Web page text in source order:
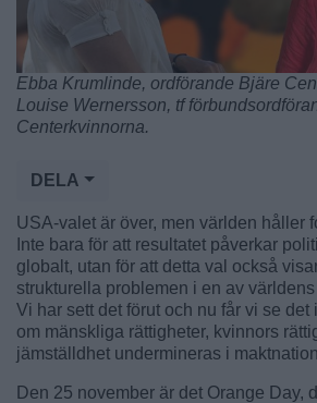
Ebba Krumlinde, ordförande Bjäre
Louise Wernersson, tf
Centerkvinnorna.
DELA
USA-valet är över, men världen håller
Inte bara för att resultatet påverkar
globalt, utan för att detta val också
strukturella problemen i en av
Vi har sett det förut och nu får vi se det
om mänskliga rättigheter, kvinnors
jämställdhet undermineras i
Den 25 november är det Orange Day,